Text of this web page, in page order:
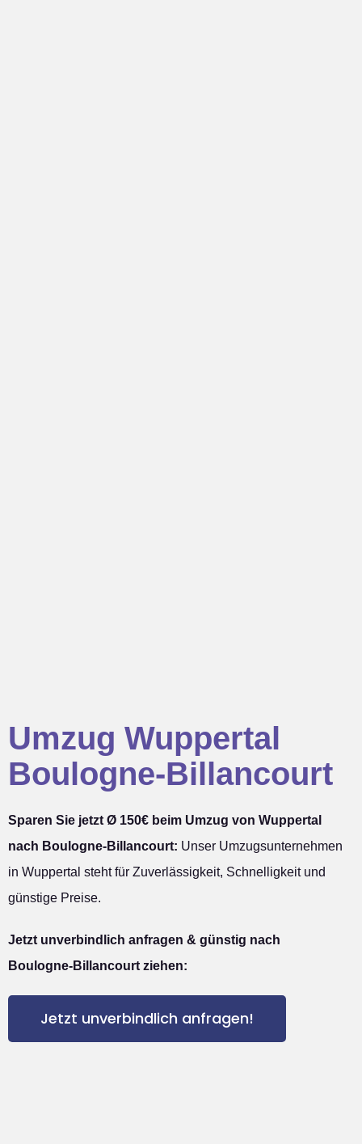
Umzug Wuppertal
Boulogne-Billancourt
Sparen Sie jetzt Ø 150€ beim Umzug von Wuppertal
nach Boulogne-Billancourt: Unser Umzugsunternehmen
in Wuppertal steht für Zuverlässigkeit, Schnelligkeit und
günstige Preise.
Jetzt unverbindlich anfragen & günstig nach
Boulogne-Billancourt ziehen:
Jetzt unverbindlich anfragen!